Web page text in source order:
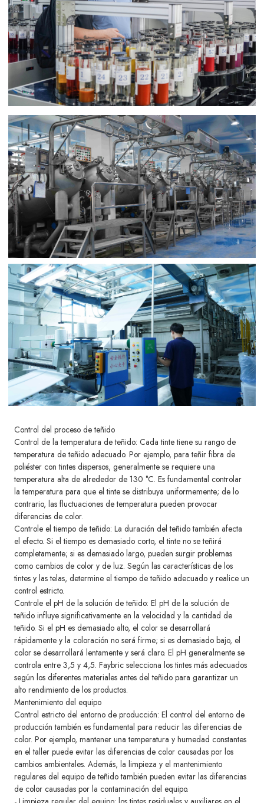
Control del proceso de teñido
Control de la temperatura de teñido: Cada tinte tiene su rango de
temperatura de teñido adecuado. Por ejemplo, para teñir fibra de
poliéster con tintes dispersos, generalmente se requiere una
temperatura alta de alrededor de 130 °C. Es fundamental controlar
la temperatura para que el tinte se distribuya uniformemente; de lo
contrario, las fluctuaciones de temperatura pueden provocar
diferencias de color.
Controle el tiempo de teñido: La duración del teñido también afecta
el efecto. Si el tiempo es demasiado corto, el tinte no se teñirá
completamente; si es demasiado largo, pueden surgir problemas
como cambios de color y de luz. Según las características de los
tintes y las telas, determine el tiempo de teñido adecuado y realice un
control estricto.
Controle el pH de la solución de teñido: El pH de la solución de
teñido influye significativamente en la velocidad y la cantidad de
teñido. Si el pH es demasiado alto, el color se desarrollará
rápidamente y la coloración no será firme; si es demasiado bajo, el
color se desarrollará lentamente y será claro. El pH generalmente se
controla entre 3,5 y 4,5. Faybric selecciona los tintes más adecuados
según los diferentes materiales antes del teñido para garantizar un
alto rendimiento de los productos.
Mantenimiento del equipo
Control estricto del entorno de producción: El control del entorno de
producción también es fundamental para reducir las diferencias de
color. Por ejemplo, mantener una temperatura y humedad constantes
en el taller puede evitar las diferencias de color causadas por los
cambios ambientales. Además, la limpieza y el mantenimiento
regulares del equipo de teñido también pueden evitar las diferencias
de color causadas por la contaminación del equipo.